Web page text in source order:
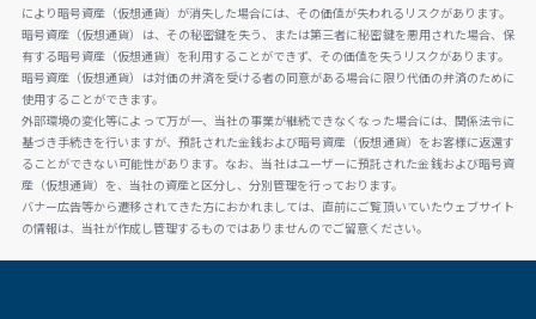
により暗号資産（仮想通貨）が消失した場合には、その価値が失われるリスクがあります。
暗号資産（仮想通貨）は、その秘密鍵を失う、または第三者に秘密鍵を悪用された場合、保
有する暗号資産（仮想通貨）を利用することができず、その価値を失うリスクがあります。
暗号資産（仮想通貨）は対価の弁済を受ける者の同意がある場合に限り代価の弁済のために
使用することができます。
外部環境の変化等によって万が一、当社の事業が継続できなくなった場合には、関係法令に
基づき手続きを行いますが、預託された金銭および暗号資産（仮想通貨）をお客様に返還す
ることができない可能性があります。なお、当社はユーザーに預託された金銭および暗号資
産（仮想通貨）を、当社の資産と区分し、分別管理を行っております。
バナー広告等から遷移されてきた方におかれましては、直前にご覧頂いていたウェブサイト
の情報は、当社が作成し管理するものではありませんのでご留意ください。